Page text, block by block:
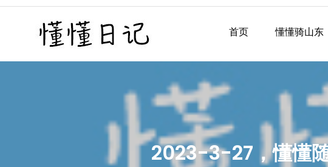
Skip
懂懂日记
懂懂日记网每天同步更新懂懂学习群内容
首页 懂懂骑山东
2023-3-27，懂懂